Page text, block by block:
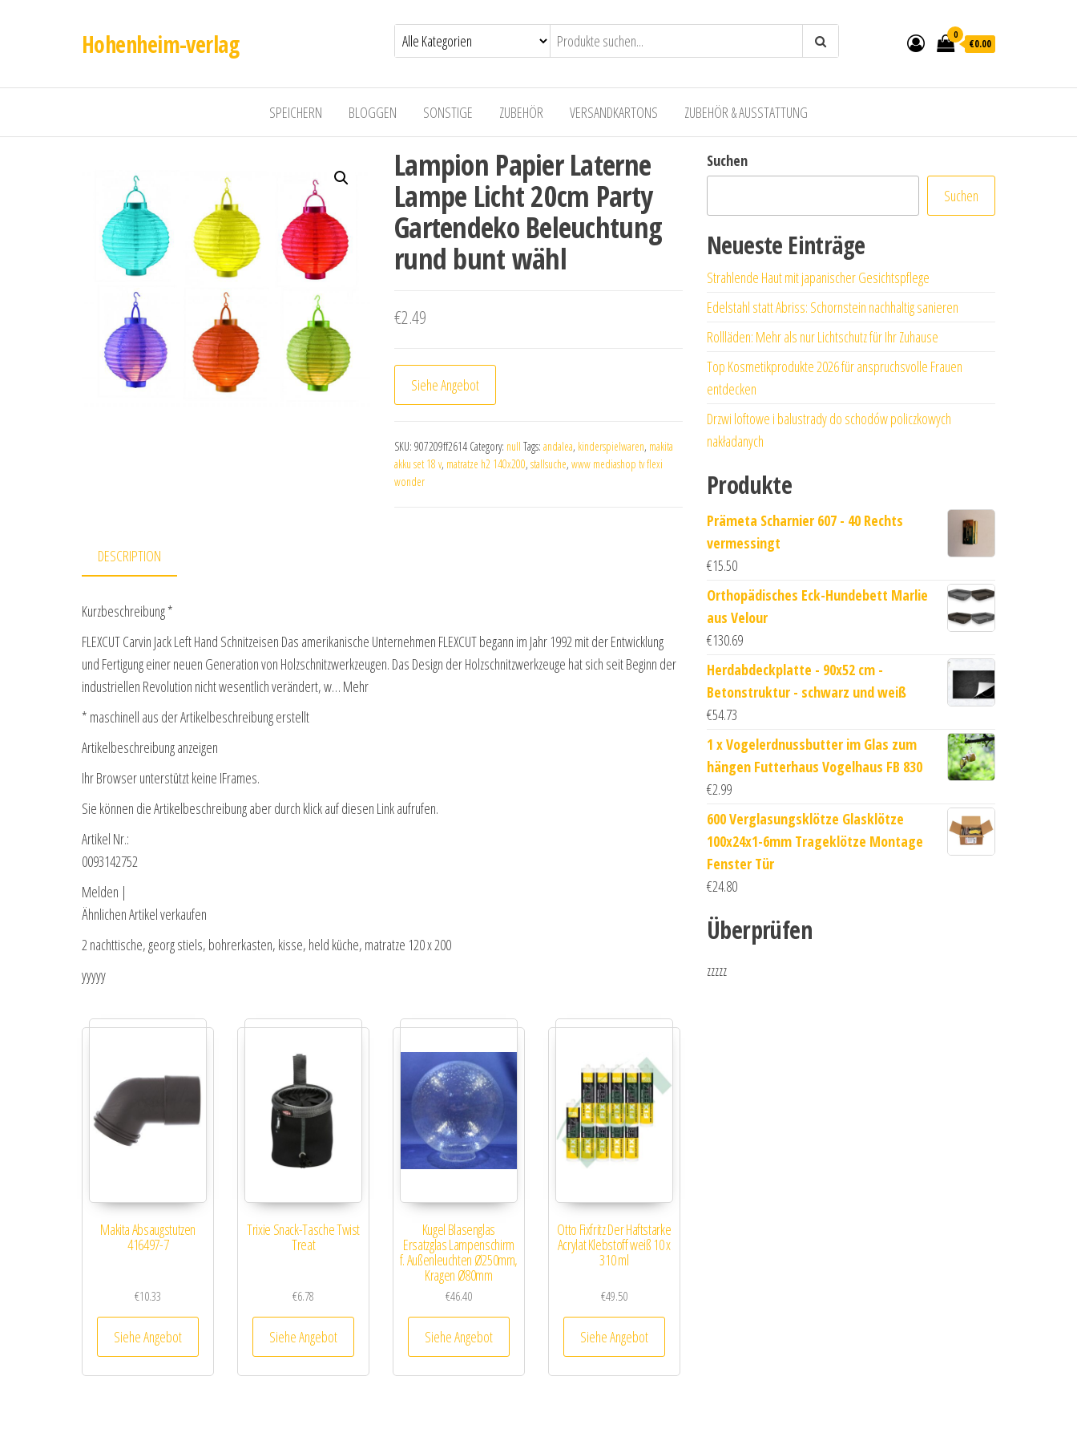
Hohenheim-verlag 0
€0.00
SPEICHERN BLOGGEN SONSTIGE ZUBEHÖR VERSANDKARTONS ZUBEHÖR & AUSSTATTUNG
Lampion Papier Laterne
Lampe Licht 20cm Party
Gartendeko Beleuchtung
rund bunt wähl
€2.49
Siehe Angebot
SKU: 907209ff2614 Category: null Tags: andalea, kinderspielwaren, makita
akku set 18 v, matratze h2 140x200, stallsuche, www mediashop tv flexi
wonder
DESCRIPTION
Kurzbeschreibung *
FLEXCUT Carvin Jack Left Hand Schnitzeisen Das amerikanische Unternehmen FLEXCUT begann im Jahr 1992 mit der Entwicklung
und Fertigung einer neuen Generation von Holzschnitzwerkzeugen. Das Design der Holzschnitzwerkzeuge hat sich seit Beginn der
industriellen Revolution nicht wesentlich verändert, w… Mehr
* maschinell aus der Artikelbeschreibung erstellt
Artikelbeschreibung anzeigen
Ihr Browser unterstützt keine IFrames.
Sie können die Artikelbeschreibung aber durch klick auf diesen Link aufrufen.
Artikel Nr.:
0093142752
Melden |
Ähnlichen Artikel verkaufen
2 nachttische, georg stiels, bohrerkasten, kisse, held küche, matratze 120 x 200
yyyyy
Makita Absaugstutzen
416497-7
€10.33
Siehe Angebot
Trixie Snack-Tasche Twist
Treat
€6.78
Siehe Angebot
Kugel Blasenglas
Ersatzglas Lampenschirm
f. Außenleuchten Ø250mm,
Kragen Ø80mm
€46.40
Siehe Angebot
Otto Fixfritz Der Haftstarke
Acrylat Klebstoff weiß 10 x
310 ml
€49.50
Siehe Angebot
Suchen
Suchen
Neueste Einträge
Strahlende Haut mit japanischer Gesichtspflege
Edelstahl statt Abriss: Schornstein nachhaltig sanieren
Rollläden: Mehr als nur Lichtschutz für Ihr Zuhause
Top Kosmetikprodukte 2026 für anspruchsvolle Frauen
entdecken
Drzwi loftowe i balustrady do schodów policzkowych
nakładanych
Produkte
Prämeta Scharnier 607 - 40 Rechts
vermessingt
€15.50
Orthopädisches Eck-Hundebett Marlie
aus Velour
€130.69
Herdabdeckplatte - 90x52 cm -
Betonstruktur - schwarz und weiß
€54.73
1 x Vogelerdnussbutter im Glas zum
hängen Futterhaus Vogelhaus FB 830
€2.99
600 Verglasungsklötze Glasklötze
100x24x1-6mm Trageklötze Montage
Fenster Tür
€24.80
Überprüfen
zzzzz